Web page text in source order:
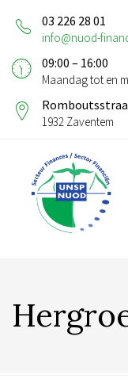
03 226 28 01
info@nuod-
09:00 – 16:00
Maandag tot en
1932 Zaventem